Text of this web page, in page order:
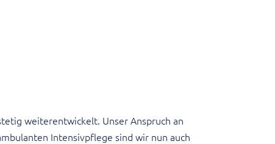
weiterentwickelt. Unser Anspruch an
Intensivpflege sind wir nun auch